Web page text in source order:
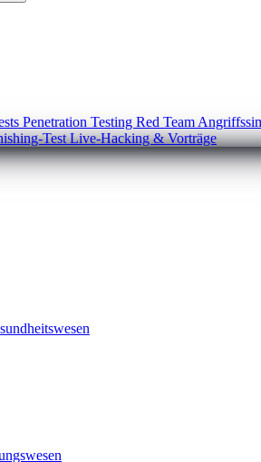
Penetration Testing Red Team
TestLive-Hacking & Vorträge